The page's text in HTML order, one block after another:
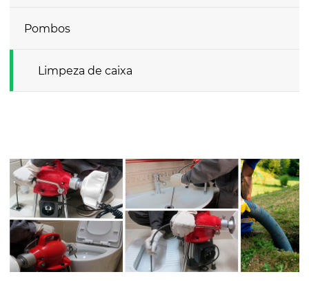
Pombos
Limpeza de caixa